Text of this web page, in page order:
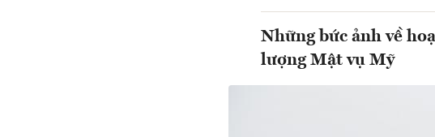
Những bức ảnh về
lượng Mật vụ Mỹ